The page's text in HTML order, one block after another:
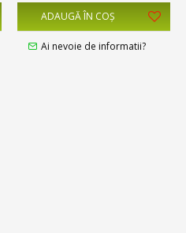
ADAUGĂ ÎN COŞ
Ai nevoie de informatii?